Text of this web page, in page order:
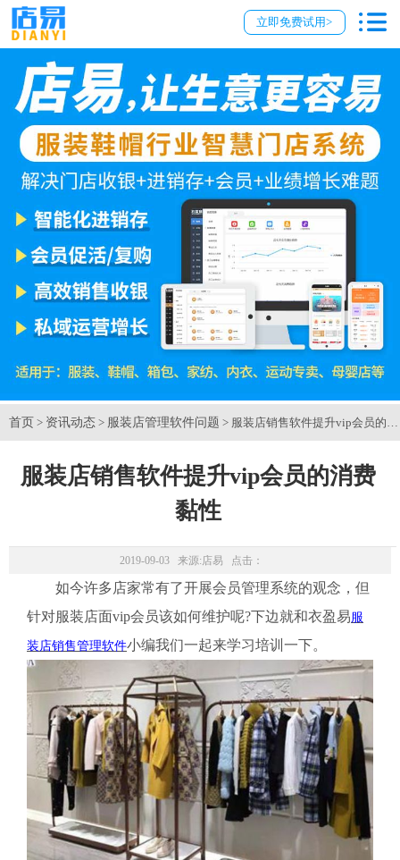
立即免费试用>
首页 > 资讯动态 > 服装店管理软件问题 > 服装店销售软件提升vip会员的
服装店销售软件提升vip会员的消费
黏性
2019-09-03 来源:店易 点击：
如今许多店家常有了开展会员管理系统的观念，但
针对服装店面vip会员该如何维护呢?下边就和衣盈易服
装店销售管理软件小编我们一起来学习培训一下。